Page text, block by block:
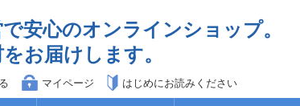
安心のオンラインショップ。
お届けします。
マイページ はじめにお読みください